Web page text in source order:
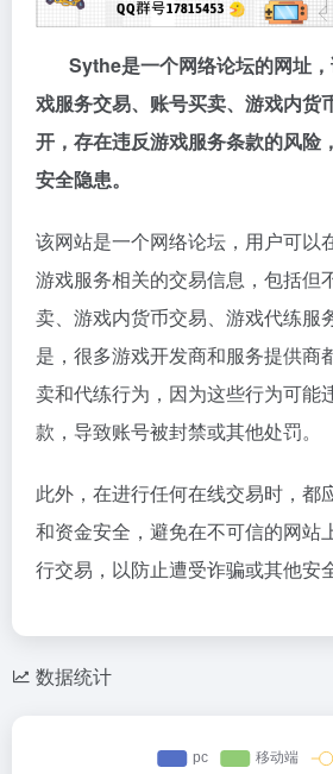
Sythe是一个网络论坛的网址，
戏服务交易、账号买卖、游戏内货
开，存在违反游戏服务条款的风险
安全隐患。
该网站是一个网络论坛，用户可以
游戏服务相关的交易信息，包括但
卖、游戏内货币交易、游戏代练服
是，很多游戏开发商和服务提供商
卖和代练行为，因为这些行为可能
款，导致账号被封禁或其他处罚。
此外，在进行任何在线交易时，都
和资金安全，避免在不可信的网站
行交易，以防止遭受诈骗或其他安
数据统计